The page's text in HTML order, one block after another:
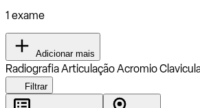
1 exame
Adicionar mais
Radiografia Articulação Acromio
Filtrar